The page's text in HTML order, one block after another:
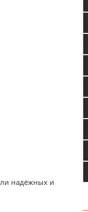
надёжных и